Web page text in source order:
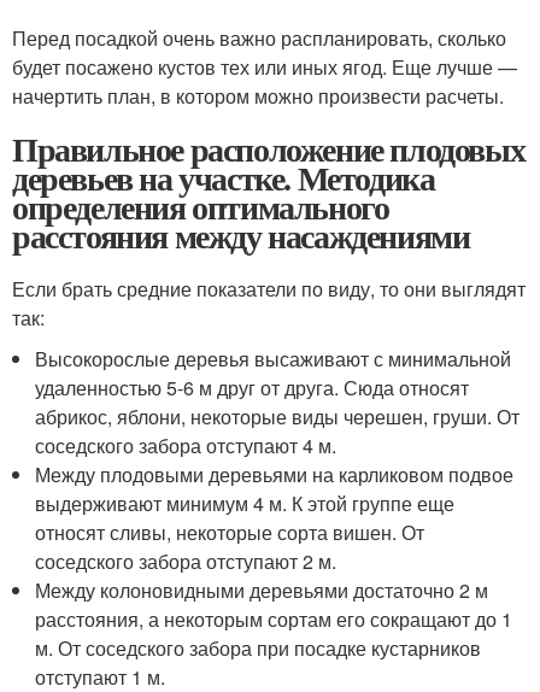
Перед посадкой очень важно распланировать, сколько
будет посажено кустов тех или иных ягод. Еще лучше —
начертить план, в котором можно произвести расчеты.
Правильное расположение плодовых
деревьев на участке. Методика
определения оптимального
расстояния между насаждениями
Если брать средние показатели по виду, то они выглядят
так:
Высокорослые деревья высаживают с минимальной
удаленностью 5-6 м друг от друга. Сюда относят
абрикос, яблони, некоторые виды черешен, груши. От
соседского забора отступают 4 м.
Между плодовыми деревьями на карликовом подвое
выдерживают минимум 4 м. К этой группе еще
относят сливы, некоторые сорта вишен. От
соседского забора отступают 2 м.
Между колоновидными деревьями достаточно 2 м
расстояния, а некоторым сортам его сокращают до 1
м. От соседского забора при посадке кустарников
отступают 1 м.